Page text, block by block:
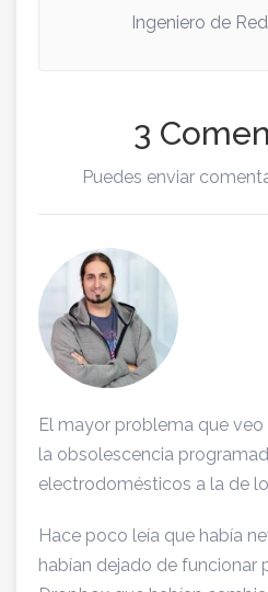
Ingeniero de
3
Puedes enviar
El mayor problema que
la obsolescencia
electrodomésticos a la de
Hace poco leía que había
habían dejado de funcionar